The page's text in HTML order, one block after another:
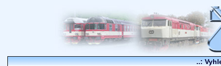
..: